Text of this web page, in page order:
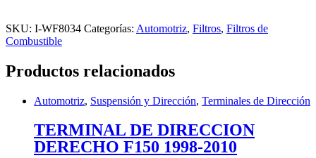
SKU: I-WF8034 Categorías: Automotriz, Filtros, Filtros de
Combustible
Productos relacionados
Automotriz, Suspensión y Dirección, Terminales de Dirección
TERMINAL DE DIRECCION
DERECHO F150 1998-2010